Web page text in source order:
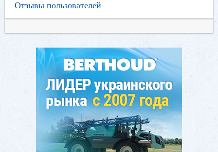
Отзывы пользователей